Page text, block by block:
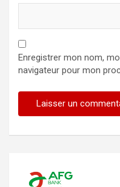
Enregistrer mon nom,
navigateur pour mon